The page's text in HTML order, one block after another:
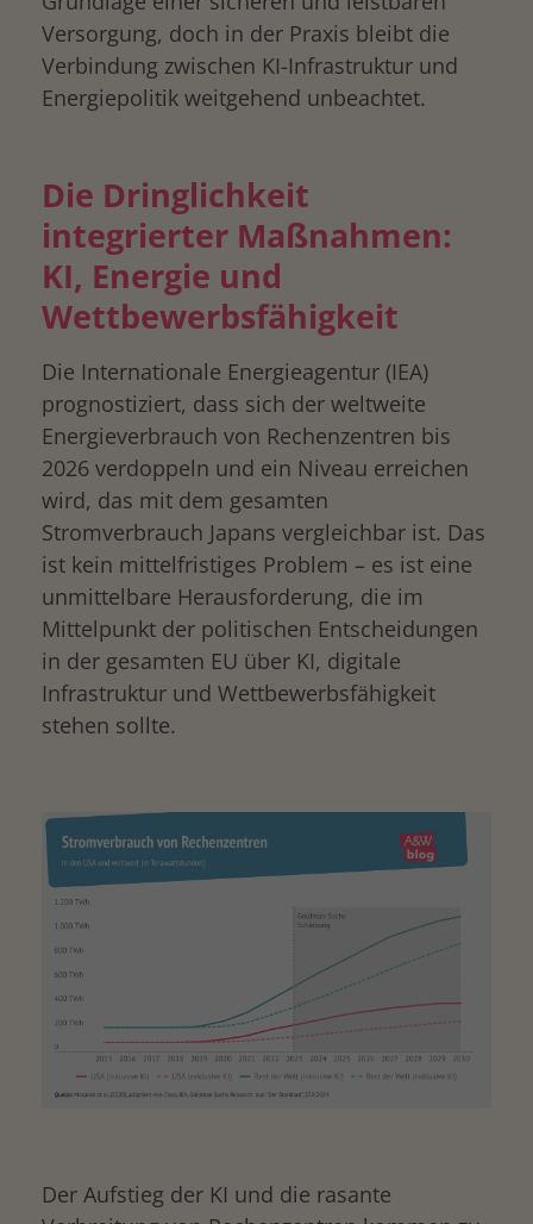
Versorgung, doch in der Praxis bleibt die
Verbindung zwischen KI-Infrastruktur und
Energiepolitik weitgehend unbeachtet.
Die Dringlichkeit
integrierter Maßnahmen:
KI, Energie und
Wettbewerbsfähigkeit
Die Internationale Energieagentur (IEA)
prognostiziert, dass sich der weltweite
Energieverbrauch von Rechenzentren bis
2026 verdoppeln und ein Niveau erreichen
wird, das mit dem gesamten
Stromverbrauch Japans vergleichbar ist. Das
ist kein mittelfristiges Problem – es ist eine
unmittelbare Herausforderung, die im
Mittelpunkt der politischen Entscheidungen
in der gesamten EU über KI, digitale
Infrastruktur und Wettbewerbsfähigkeit
stehen sollte.
Der Aufstieg der KI und die rasante